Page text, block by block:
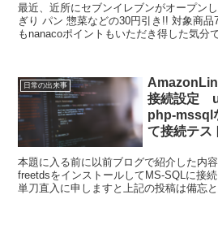
最近、近所にセブンイレブンがオープン
ぎり パン 惣菜などの30円引き!! 対象商
もnanacoポイントもいただき得した気分
日常の出来事
接続設定
php-mssql
て接続テス
本題に入る前に以前ブログで紹介した内
freetdsをインストールしてMS-SQLに接続
単刀直入に申しますと上記の投稿は備忘